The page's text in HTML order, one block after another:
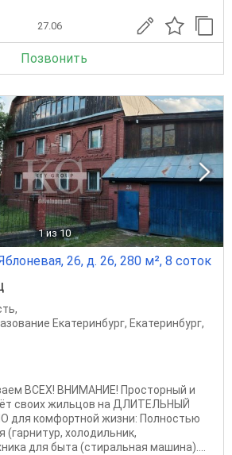
27.06
Позвонить
1 из 10
26, д. 26, 280 м², 8 соток
,
Екатеринбург, Екатеринбург,
ВСЕХ! ВНИМАНИЕ! Просторный и
своих жильцов на ДЛИТЕЛЬНЫЙ
для комфортной жизни: Полностью
(гарнитур, холодильник,
для быта (стиральная машина)....